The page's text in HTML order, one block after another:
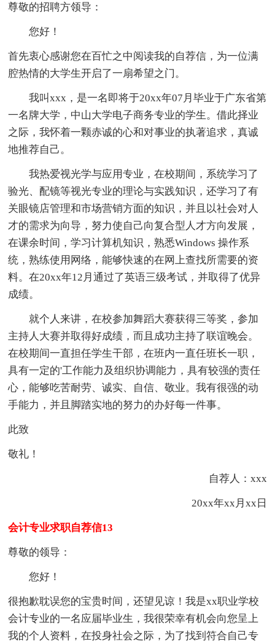
尊敬的招聘方领导：
您好！
首先衷心感谢您在百忙之中阅读我的自荐信，为一位满
腔热情的大学生开启了一扇希望之门。
我叫xxx，是一名即将于20xx年07月毕业于广东省第
一名牌大学，中山大学电子商务专业的学生。借此择业
之际，我怀着一颗赤诚的心和对事业的执著追求，真诚
地推荐自己。
我热爱视光学与应用专业，在校期间，系统学习了
验光、配镜等视光专业的理论与实践知识，还学习了有
关眼镜店管理和市场营销方面的知识，并且以社会对人
才的需求为向导，努力使自己向复合型人才方向发展，
在课余时间，学习计算机知识，熟悉Windows 操作系
统，熟练使用网络，能够快速的在网上查找所需要的资
料。在20xx年12月通过了英语三级考试，并取得了优异
成绩。
就个人来讲，在校参加舞蹈大赛获得三等奖，参加
主持人大赛并取得好成绩，而且成功主持了联谊晚会。
在校期间一直担任学生干部，在班内一直任班长一职，
具有一定的'工作能力及组织协调能力，具有较强的责任
心，能够吃苦耐劳、诚实、自信、敬业。我有很强的动
手能力，并且脚踏实地的努力的办好每一件事。
此致
敬礼！
自荐人：xxx
20xx年xx月xx日
会计专业求职自荐信13
尊敬的领导：
您好！
很抱歉耽误您的宝贵时间，还望见谅！我是xx职业学校
会计专业的一名应届毕业生，我很荣幸有机会向您呈上
我的个人资料，在投身社会之际，为了找到符合自己专